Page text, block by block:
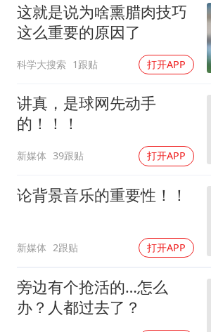
夯实基础开新局
这就是说为啥熏腊肉技巧
这么重要的原因了
科学大搜索 1跟贴 打开APP
讲真，是球网先动手
的！！！
新媒体 39跟贴 打开APP
论背景音乐的重要性！！
新媒体 2跟贴 打开APP
旁边有个抢活的…怎么
办？人都过去了？